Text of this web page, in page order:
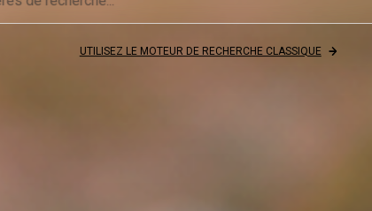
UTILISEZ LE MOTEUR DE RECHERCHE CLASSIQUE